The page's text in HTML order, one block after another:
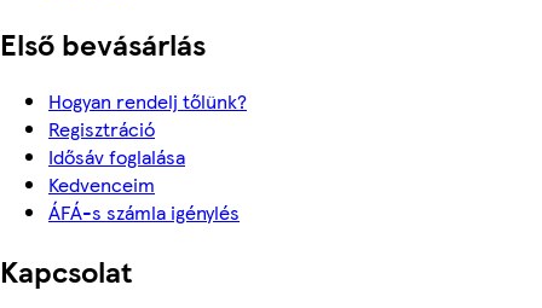
Első bevásárlás
Hogyan rendelj tőlünk?
Regisztráció
Idősáv foglalása
Kedvenceim
ÁFÁ-s számla igénylés
Kapcsolat